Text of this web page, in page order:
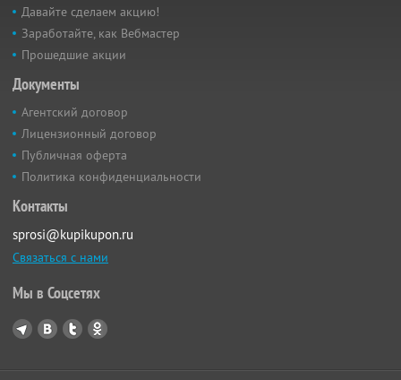
Давайте сделаем акцию!
Заработайте, как Вебмастер
Прошедшие акции
Документы
Агентский договор
Лицензионный договор
Публичная оферта
Политика конфиденциальности
Контакты
sprosi@kupikupon.ru
Связаться с нами
Мы в Соцсетях